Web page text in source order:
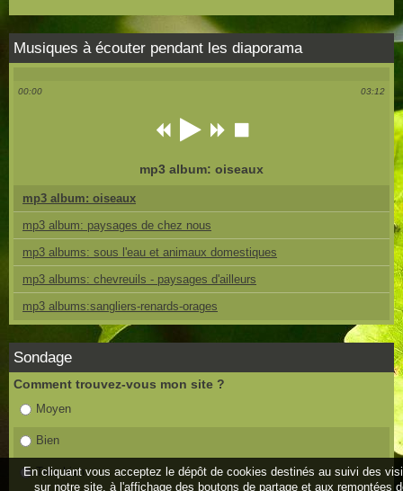
Musiques à écouter pendant les diaporama
00:00 03:12
mp3 album: oiseaux
mp3 album: oiseaux
mp3 album: paysages de chez nous
mp3 albums: sous l'eau et animaux domestiques
mp3 albums: chevreuils - paysages d'ailleurs
mp3 albums:sangliers-renards-orages
Sondage
Comment trouvez-vous mon site ?
Moyen
Bien
Très bien
En cliquant vous acceptez le dépôt de cookies destinés au suivi des
sur notre site, à l'affichage des boutons de partage et aux remontées